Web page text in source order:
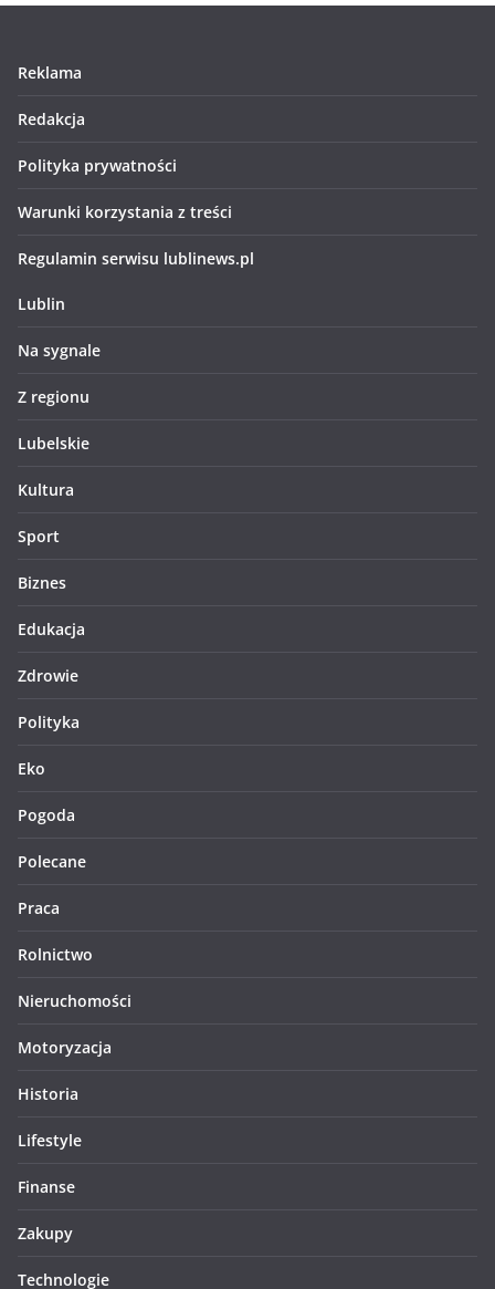
Reklama
Redakcja
Polityka prywatności
Warunki korzystania z treści
Regulamin serwisu lublinews.pl
Lublin
Na sygnale
Z regionu
Lubelskie
Kultura
Sport
Biznes
Edukacja
Zdrowie
Polityka
Eko
Pogoda
Polecane
Praca
Rolnictwo
Nieruchomości
Motoryzacja
Historia
Lifestyle
Finanse
Zakupy
Technologie